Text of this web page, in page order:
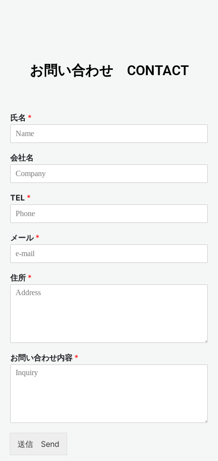
お問い合わせ CONTACT
氏名 *
会社名
TEL *
メール *
住所 *
お問い合わせ内容 *
送信 Send